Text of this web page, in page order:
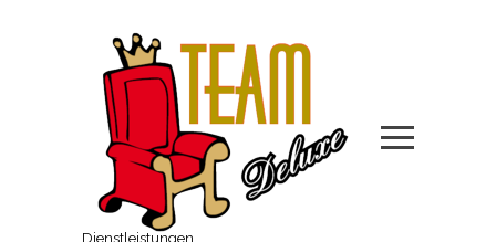
Dienstleistungen